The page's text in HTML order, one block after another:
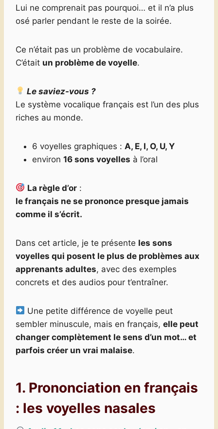
Lui ne comprenait pas pourquoi… et il n’a plus
osé parler pendant le reste de la soirée.
Ce n’était pas un problème de vocabulaire.
C’était un problème de voyelle.
Le saviez-vous ?
Le système vocalique français est l’un des plus
riches au monde.
6 voyelles graphiques : A, E, I, O, U, Y
environ 16 sons voyelles à l’oral
La règle d’or :
le français ne se prononce presque jamais
comme il s’écrit.
Dans cet article, je te présente les sons
voyelles qui posent le plus de problèmes aux
apprenants adultes, avec des exemples
concrets et des audios pour t’entraîner.
Une petite différence de voyelle peut
sembler minuscule, mais en français, elle peut
changer complètement le sens d’un mot… et
parfois créer un vrai malaise.
1. Prononciation en français
: les voyelles nasales